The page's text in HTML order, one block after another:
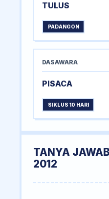
TULUS
PADANGON
DASAWARA
PISACA
SIKLUS 10 HARI
TANYA
2012